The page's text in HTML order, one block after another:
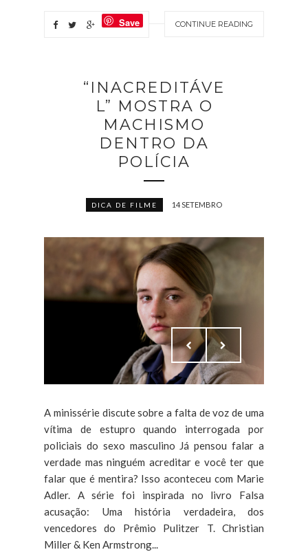
CONTINUE READING
Save
“INACREDITÁVE
L” MOSTRA O
MACHISMO
DENTRO DA
POLÍCIA
DICA DE FILME 14 SETEMBRO
A minissérie discute sobre a falta de voz de uma
vítima de estupro quando interrogada por
policiais do sexo masculino Já pensou falar a
verdade mas ninguém acreditar e você ter que
falar que é mentira? Isso aconteceu com Marie
Adler. A série foi inspirada no livro Falsa
acusação: Uma história verdadeira, dos
vencedores do Prêmio Pulitzer T. Christian
Miller & Ken Armstrong...